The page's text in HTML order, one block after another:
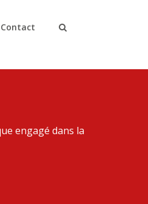
Contact
engagé dans la